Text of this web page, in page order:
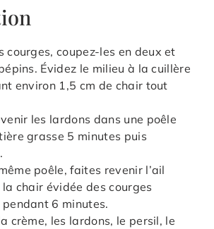
courges, coupez-les en deux et
Évidez le milieu à la cuillère
environ 1,5 cm de chair tout
les lardons dans une poêle
grasse 5 minutes puis
poêle, faites revenir l’ail
chair évidée des courges
pendant 6 minutes.
crème, les lardons, le persil, le